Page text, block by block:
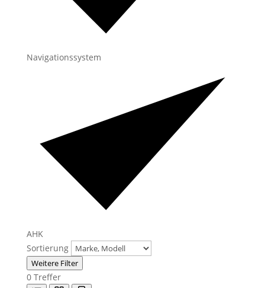
Navigationssystem
AHK
Sortierung
Weitere Filter
0 Treffer